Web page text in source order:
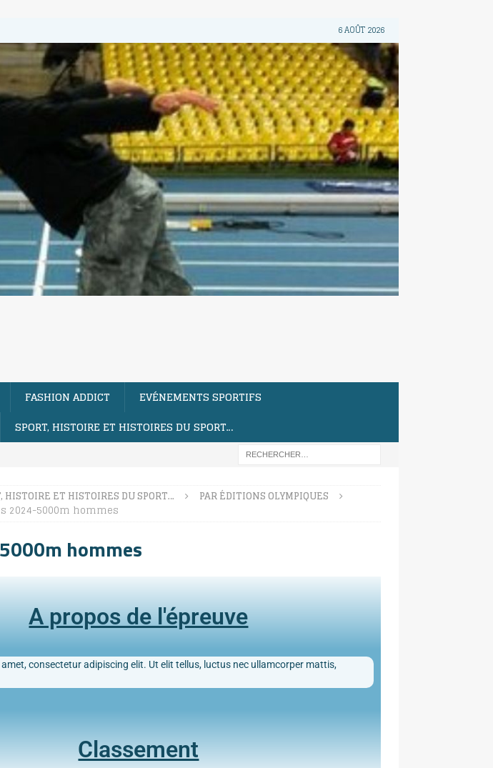
6 AOÛT 2026
FASHION ADDICT
EVÉNEMENTS SPORTIFS
SPORT, HISTOIRE ET HISTOIRES DU SPORT…
HISTOIRE ET HISTOIRES DU SPORT…
PAR ÉDITIONS OLYMPIQUES
2024-5000m hommes
hommes
A propos de l'épreuve
consectetur adipiscing elit. Ut elit tellus, luctus nec ullamcorper mattis,
Classement